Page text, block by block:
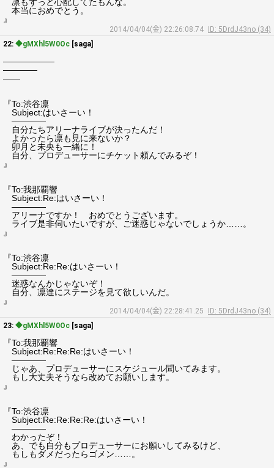
本当におめでとう。
』
2014/04/04(金) 22:26:08.74
ID: 5DrdJ43no (34)
22: ◆gMXhl5W0Oc [saga]
――――――
――――
――
『To:渋谷凛
Subject:はいさーい！
――――
自分たちアリーナライブが決ったんだ！
よかったら凛も見に来ないか？
卯月と未央も一緒に！
自分、プロデューサーにチケット頼んでみるぞ！
』
『To:我那覇響
Subject:Re:はいさーい！
――――
アリーナですか！ おめでとうございます。
ライブ是非伺いたいですが、ご迷惑じゃないでしょうか……。
』
『To:渋谷凛
Subject:Re:Re:はいさーい！
――――
迷惑なんかじゃないぞ！
自分、凛達にステージを見て欲しいんだ。
』
2014/04/04(金) 22:28:41.25
ID: 5DrdJ43no (34)
23: ◆gMXhl5W0Oc [saga]
『To:我那覇響
Subject:Re:Re:Re:はいさーい！
――――
じゃあ、プロデューサーにスケジュール聞いてみます。
もし大丈夫そうなら改めてお願いします。
』
『To:渋谷凛
Subject:Re:Re:Re:Re:はいさーい！
――――
わかったぞ！
あ、でも自分もプロデューサーにお願いしてみるけど、
もしもダメだったらゴメン……。
』